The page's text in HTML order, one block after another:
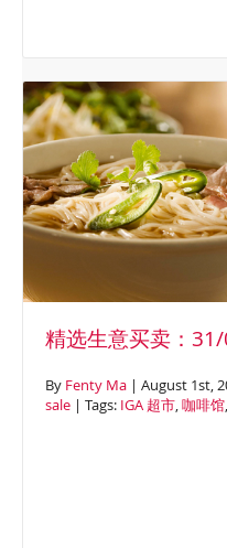
精选生意买卖：
By Fenty Ma | August 1st,
sale | Tags: IGA 超市,咖啡馆,